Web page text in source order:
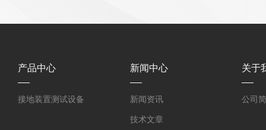
产品中心
接地装置测试设备
新闻中心
新闻资讯
技术文章
关于
公司